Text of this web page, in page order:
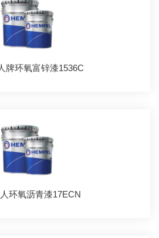
牌环氧富锌漆1536C
环氧沥青漆17ECN